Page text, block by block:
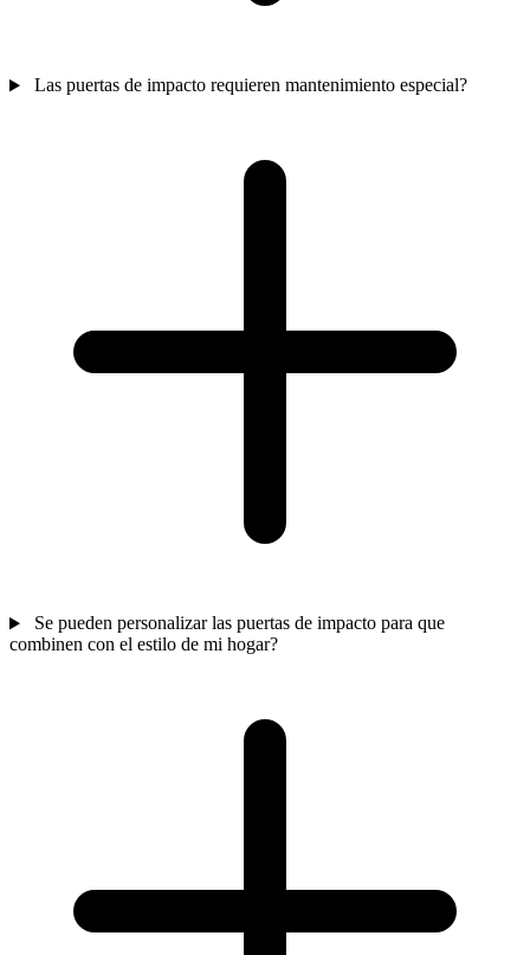
Las puertas de impacto requieren mantenimiento especial?
Se pueden personalizar las puertas de impacto para que
combinen con el estilo de mi hogar?